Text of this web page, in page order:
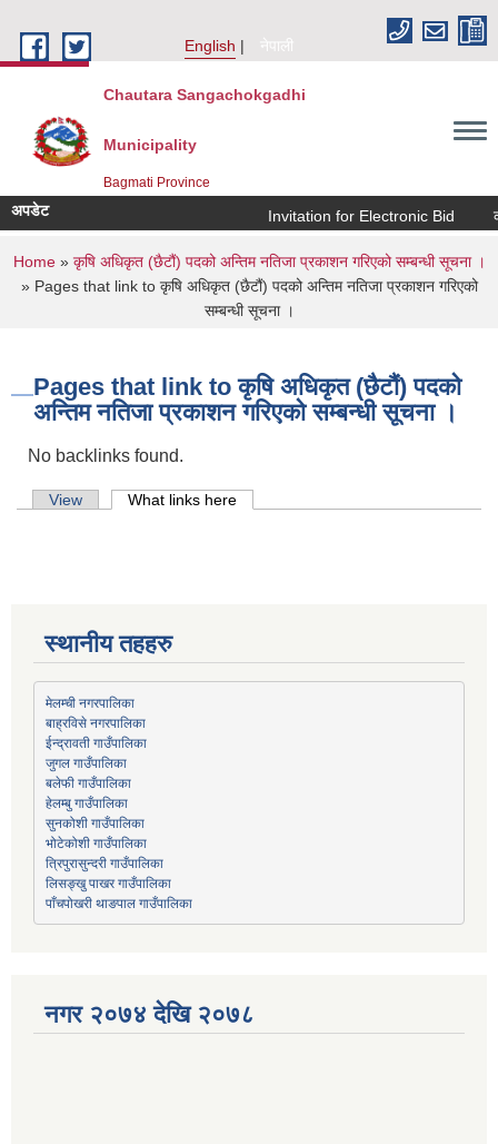
English
नेपाली
Chautara Sangachokgadhi
Municipality
Bagmati Province
अपडेट Invitation for Electronic Bid
You are here
Home» कृषि अधिकृत (छैटौं) पदको अन्तिम नतिजा प्रकाशन गरिएको सम्बन्धी सूचना ।
» Pages that link to कृषि अधिकृत (छैटौं) पदको अन्तिम नतिजा प्रकाशन गरिएको
सम्बन्धी सूचना ।
Pages that link to कृषि अधिकृत (छैटौं) पदको
अन्तिम नतिजा प्रकाशन गरिएको सम्बन्धी सूचना ।
No backlinks found.
Primary tabs
View What links here
स्थानीय तहहरु
मेलम्ची नगरपालिका
बाह्रविसे नगरपालिका
ईन्द्रावती गाउँपालिका
जुगल गाउँपालिका
बलेफी गाउँपालिका
हेलम्बु गाउँपालिका
सुनकोशी गाउँपालिका
भोटेकोशी गाउँपालिका
त्रिपुरासुन्दरी गाउँपालिका
लिसङ्खु पाखर गाउँपालिका
पाँचपोखरी थाङपाल गाउँपालिका
नगर २०७४ देखि २०७८